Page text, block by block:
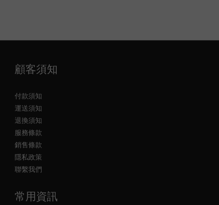
顧客須知
付款須知
運送須知
退換須知
服務條款
銷售條款
隱私政策
聯繫我們
常用資訊